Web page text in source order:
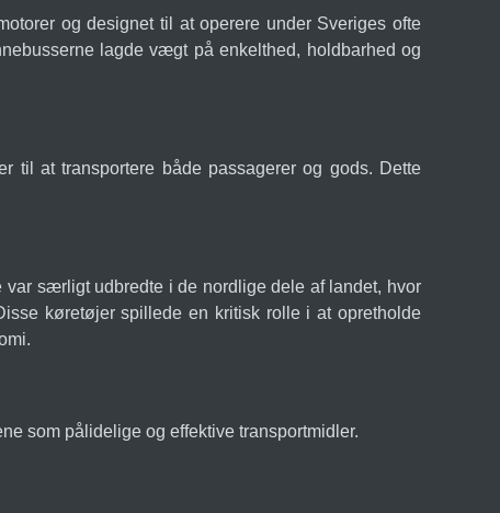
og designet til at operere under Sveriges ofte
lagde vægt på enkelthed, holdbarhed og
til at transportere både passagerer og gods. Dette
særligt udbredte i de nordlige dele af landet, hvor
køretøjer spillede en kritisk rolle i at opretholde
som pålidelige og effektive transportmidler.